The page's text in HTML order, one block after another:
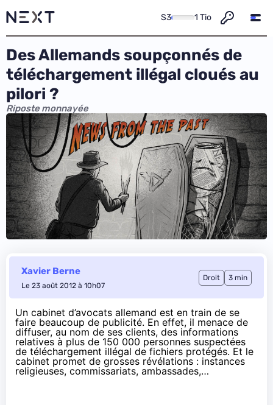
S3 1 Tio
Des Allemands soupçonnés de
téléchargement illégal cloués au
pilori ?
Riposte monnayée
Xavier Berne
Le 23 août 2012 à 10h07
Droit 3 min
Un cabinet d’avocats allemand est en train de se
faire beaucoup de publicité. En effet, il menace de
diffuser, au nom de ses clients, des informations
relatives à plus de 150 000 personnes suspectées
de téléchargement illégal de fichiers protégés. Et le
cabinet promet de grosses révélations : instances
religieuses, commissariats, ambassades,…